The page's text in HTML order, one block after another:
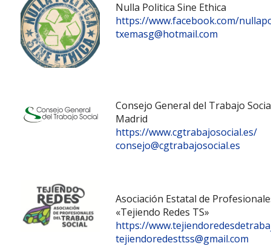
Nulla Politica Sine Ethica
https://www.facebook.com/
txemasg@hotmail.com
Consejo General del Trabajo
Madrid
https://www.cgtrabajosocial.es/
consejo@cgtrabajosocial.es
Asociación Estatal de
«Tejiendo Redes TS»
https://
tejiendoredesttss@gmail.com